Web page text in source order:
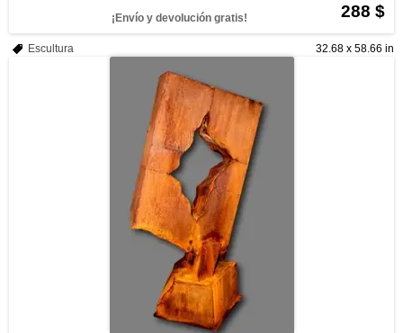
288 $
¡Envío y devolución gratis!
32.68 x 58.66 in
Escultura